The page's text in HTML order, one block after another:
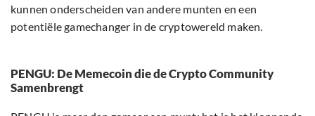
kunnen onderscheiden van andere munten en een
potentiële gamechanger in de cryptowereld maken.
PENGU: De Memecoin die de Crypto Community
Samenbrengt